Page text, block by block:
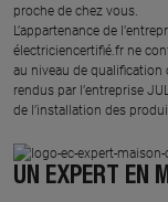
proche de chez vous.​
L’appartenance de
électriciencertifié.fr ne
au niveau de qualification
rendus par l’entreprise
de l’installation des
UN EXPERT EN